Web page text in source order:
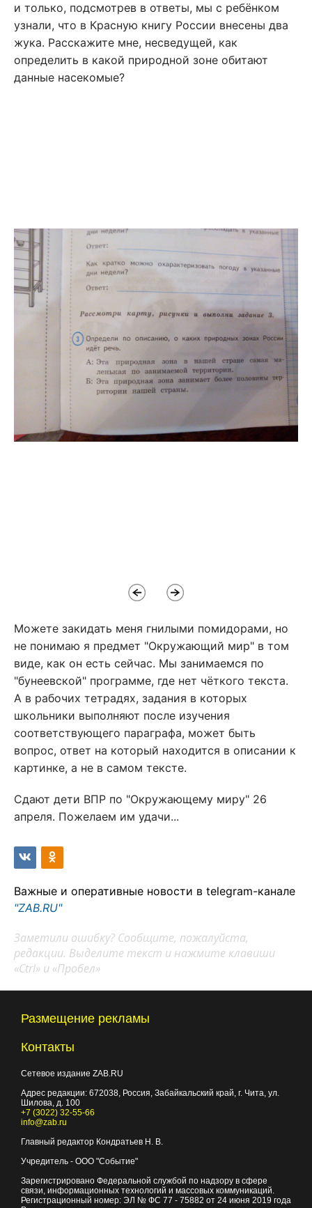
и только, подсмотрев в ответы, мы с ребёнком
узнали, что в Красную книгу России внесены два
жука. Расскажите мне, несведущей, как
определить в какой природной зоне обитают
данные насекомые?
Можете закидать меня гнилыми помидорами, но
не понимаю я предмет "Окружающий мир" в том
виде, как он есть сейчас. Мы занимаемся по
"бунеевской" программе, где нет чёткого текста.
А в рабочих тетрадях, задания в которых
школьники выполняют после изучения
соответствующего параграфа, может быть
вопрос, ответ на который находится в описании к
картинке, а не в самом тексте.
Сдают дети ВПР по "Окружающему миру" 26
апреля. Пожелаем им удачи...
Важные и оперативные новости в telegram-канале
"ZAB.RU"
Заметили ошибку? Сообщите, пожалуйста,
редакции. Выделите текст и нажмите клавиши
«Ctrl» и «Пробел»
Размещение рекламы
Контакты
Сетевое издание ZAB.RU
Адрес редакции: 672038, Россия, Забайкальский край, г. Чита, ул.
Шилова, д. 100
+7 (3022) 32-55-66
info@zab.ru
Главный редактор Кондратьев Н. В.
Учредитель - ООО "Событие"
Зарегистрировано Федеральной службой по надзору в сфере
связи, информационных технологий и массовых коммуникаций.
Регистрационный номер: ЭЛ № ФС 77 - 75882 от 24 июня 2019 года